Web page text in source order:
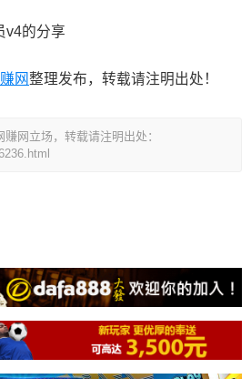
v4的分享
网整理发布，转载请注明出处！
网立场，转载请注明出处：